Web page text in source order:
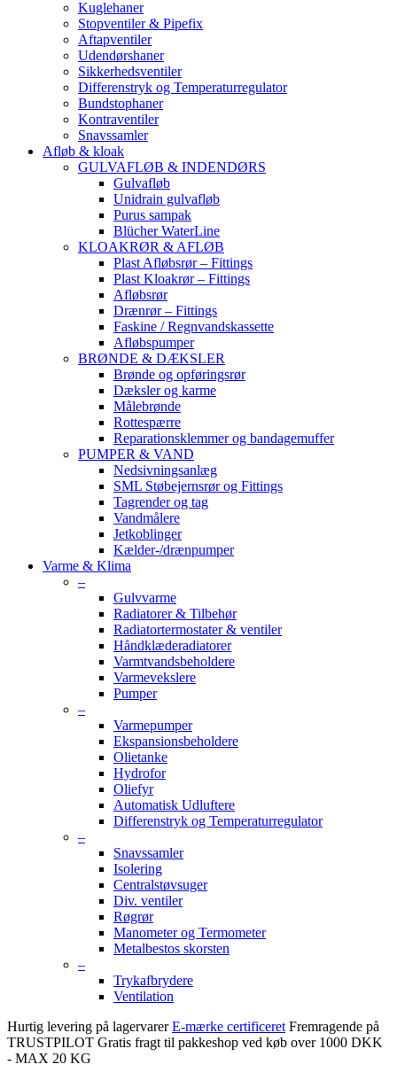
Kuglehaner
Stopventiler & Pipefix
Aftapventiler
Udendørshaner
Sikkerhedsventiler
Differenstryk og Temperaturregulator
Bundstophaner
Kontraventiler
Snavssamler
Afløb & kloak
GULVAFLØB & INDENDØRS
Gulvafløb
Unidrain gulvafløb
Purus sampak
Blücher WaterLine
KLOAKRØR & AFLØB
Plast Afløbsrør – Fittings
Plast Kloakrør – Fittings
Afløbsrør
Drænrør – Fittings
Faskine / Regnvandskassette
Afløbspumper
BRØNDE & DÆKSLER
Brønde og opføringsrør
Dæksler og karme
Målebrønde
Rottespærre
Reparationsklemmer og bandagemuffer
PUMPER & VAND
Nedsivningsanlæg
SML Støbejernsrør og Fittings
Tagrender og tag
Vandmålere
Jetkoblinger
Kælder-/drænpumper
Varme & Klima
–
Gulvvarme
Radiatorer & Tilbehør
Radiatortermostater & ventiler
Håndklæderadiatorer
Varmtvandsbeholdere
Varmevekslere
Pumper
–
Varmepumper
Ekspansionsbeholdere
Olietanke
Hydrofor
Oliefyr
Automatisk Udluftere
Differenstryk og Temperaturregulator
–
Snavssamler
Isolering
Centralstøvsuger
Div. ventiler
Røgrør
Manometer og Termometer
Metalbestos skorsten
–
Trykafbrydere
Ventilation
Hurtig levering på lagervarer E-mærke certificeret Fremragende på
TRUSTPILOT Gratis fragt til pakkeshop ved køb over 1000 DKK
- MAX 20 KG